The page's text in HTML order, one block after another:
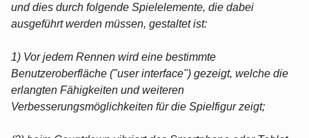
und dies durch folgende Spielelemente, die dabei
ausgeführt werden müssen, gestaltet ist:
1) Vor jedem Rennen wird eine bestimmte
Benutzeroberfläche ("user interface") gezeigt, welche die
erlangten Fähigkeiten und weiteren
Verbesserungsmöglichkeiten für die Spielfigur zeigt;